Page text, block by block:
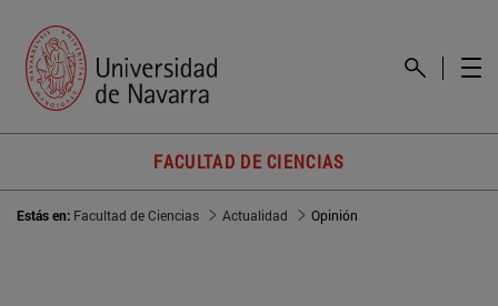
FACULTAD DE CIENCIAS
Estás en: Facultad de Ciencias Actualidad Opinión